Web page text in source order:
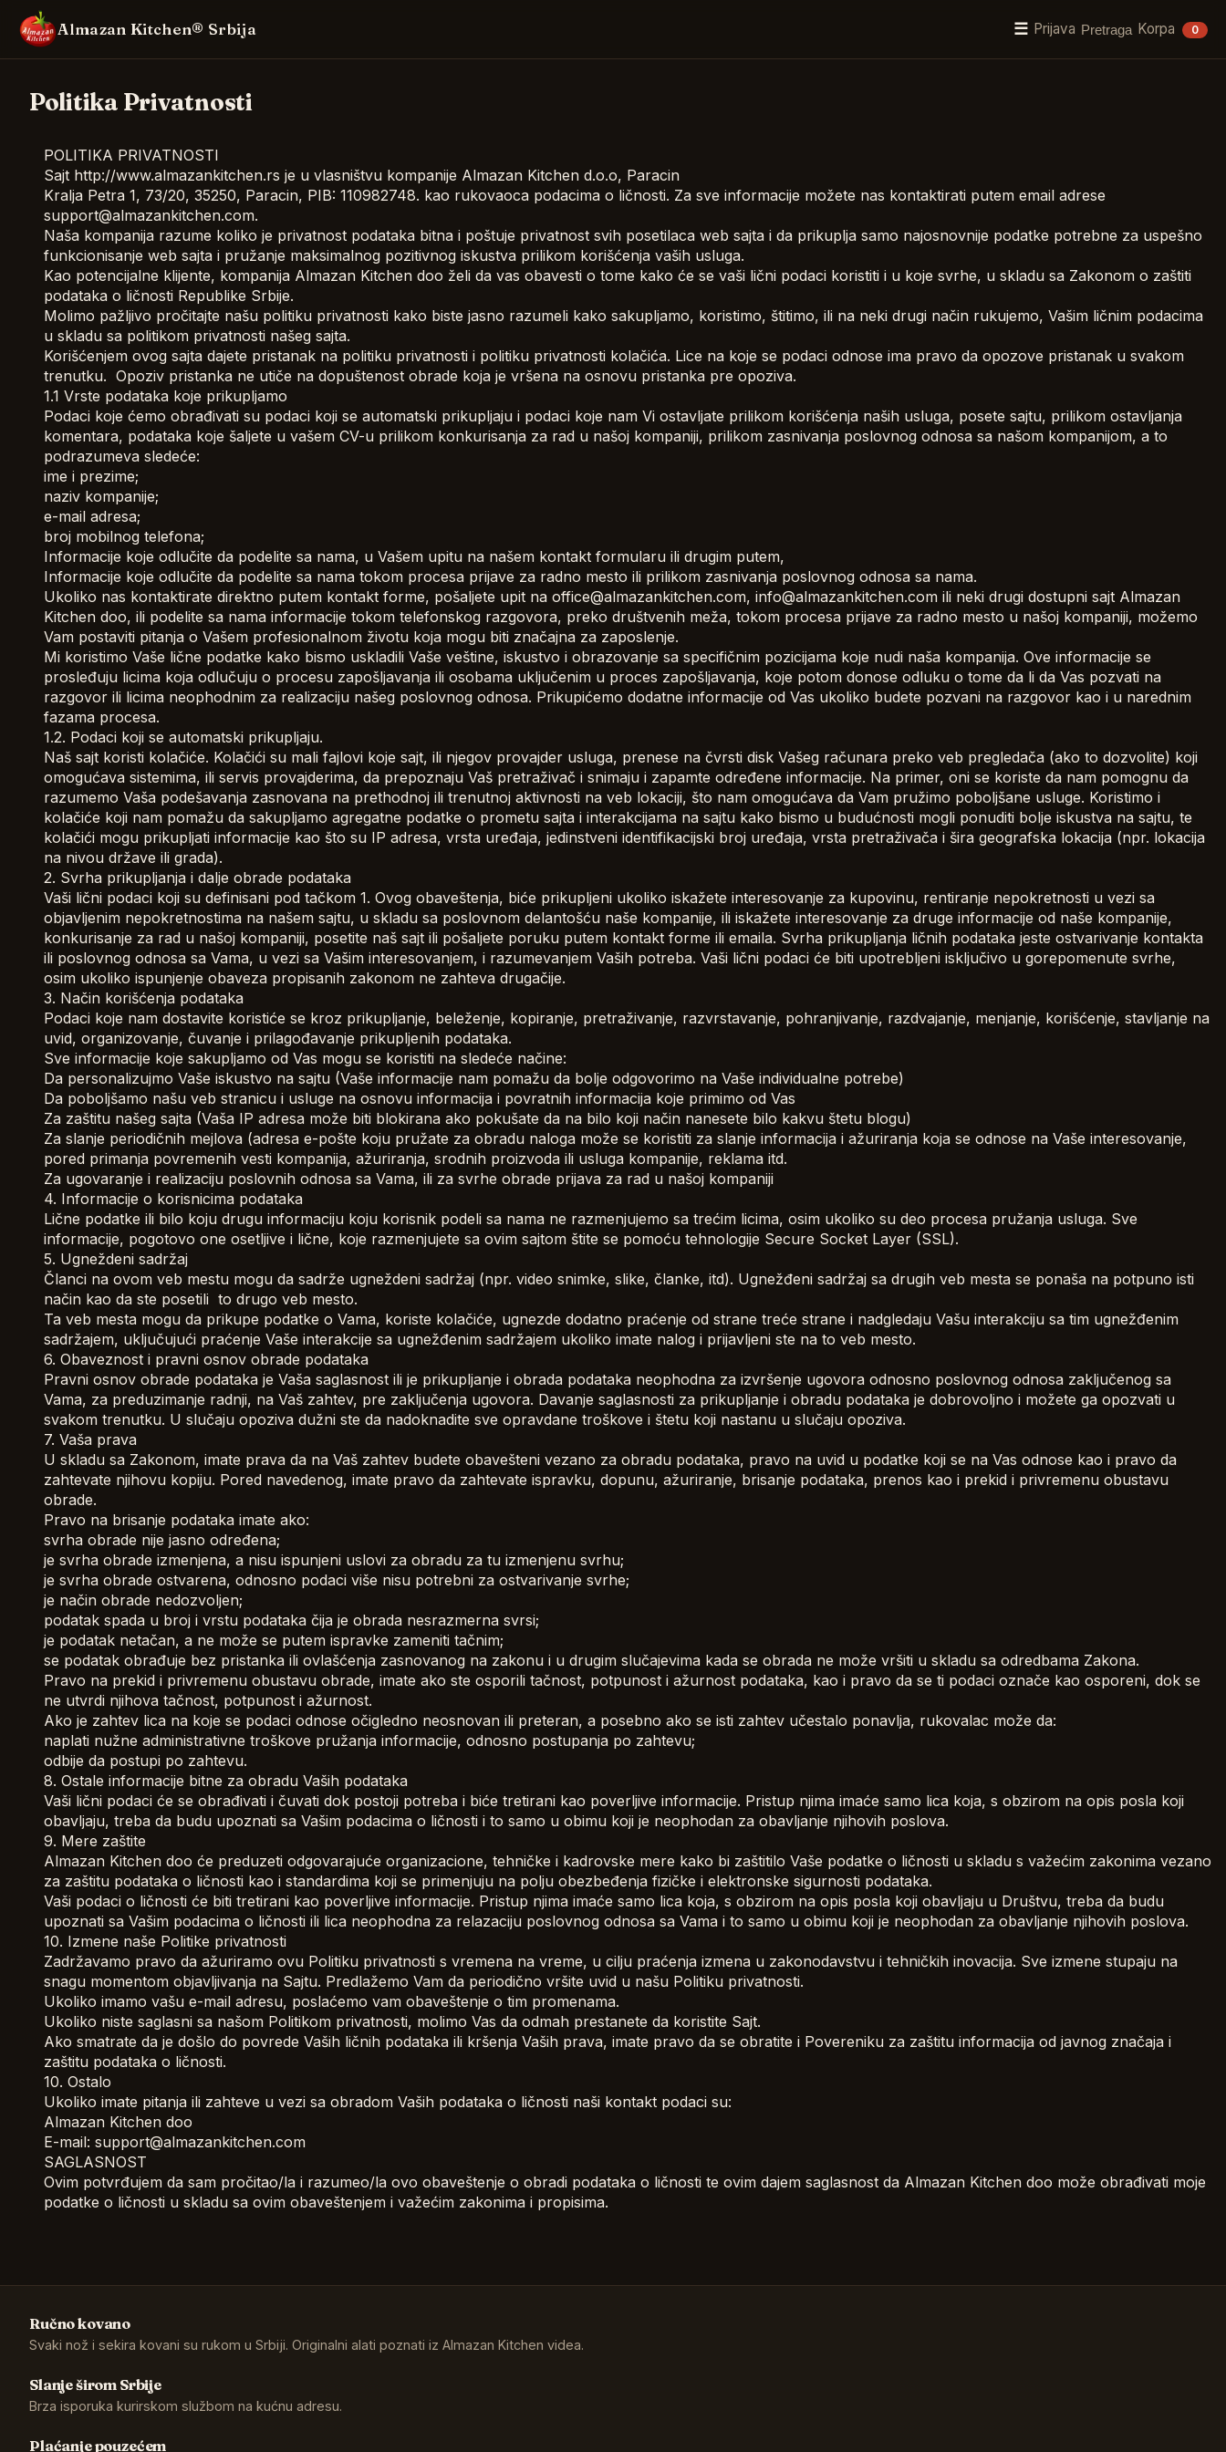
Almazan Kitchen® Srbija ☰ Prijava Pretraga Korpa 0
Politika Privatnosti
POLITIKA PRIVATNOSTI
Sajt http://www.almazankitchen.rs je u vlasništvu kompanije Almazan Kitchen d.o.o, Paracin
Kralja Petra 1, 73/20, 35250, Paracin, PIB: 110982748. kao rukovaoca podacima o ličnosti. Za sve informacije možete nas kontaktirati putem email adrese
support@almazankitchen.com.
Naša kompanija razume koliko je privatnost podataka bitna i poštuje privatnost svih posetilaca web sajta i da prikuplja samo najosnovnije podatke potrebne za uspešno
funkcionisanje web sajta i pružanje maksimalnog pozitivnog iskustva prilikom korišćenja vaših usluga.
Kao potencijalne klijente, kompanija Almazan Kitchen doo želi da vas obavesti o tome kako će se vaši lični podaci koristiti i u koje svrhe, u skladu sa Zakonom o zaštiti
podataka o ličnosti Republike Srbije.
Molimo pažljivo pročitajte našu politiku privatnosti kako biste jasno razumeli kako sakupljamo, koristimo, štitimo, ili na neki drugi način rukujemo, Vašim ličnim podacima
u skladu sa politikom privatnosti našeg sajta.
Korišćenjem ovog sajta dajete pristanak na politiku privatnosti i politiku privatnosti kolačića. Lice na koje se podaci odnose ima pravo da opozove pristanak u svakom
trenutku. Opoziv pristanka ne utiče na dopuštenost obrade koja je vršena na osnovu pristanka pre opoziva.
1.1 Vrste podataka koje prikupljamo
Podaci koje ćemo obrađivati su podaci koji se automatski prikupljaju i podaci koje nam Vi ostavljate prilikom korišćenja naših usluga, posete sajtu, prilikom ostavljanja
komentara, podataka koje šaljete u vašem CV-u prilikom konkurisanja za rad u našoj kompaniji, prilikom zasnivanja poslovnog odnosa sa našom kompanijom, a to
podrazumeva sledeće:
ime i prezime;
naziv kompanije;
e-mail adresa;
broj mobilnog telefona;
Informacije koje odlučite da podelite sa nama, u Vašem upitu na našem kontakt formularu ili drugim putem,
Informacije koje odlučite da podelite sa nama tokom procesa prijave za radno mesto ili prilikom zasnivanja poslovnog odnosa sa nama.
Ukoliko nas kontaktirate direktno putem kontakt forme, pošaljete upit na office@almazankitchen.com, info@almazankitchen.com ili neki drugi dostupni sajt Almazan
Kitchen doo, ili podelite sa nama informacije tokom telefonskog razgovora, preko društvenih meža, tokom procesa prijave za radno mesto u našoj kompaniji, možemo
Vam postaviti pitanja o Vašem profesionalnom životu koja mogu biti značajna za zaposlenje.
Mi koristimo Vaše lične podatke kako bismo uskladili Vaše veštine, iskustvo i obrazovanje sa specifičnim pozicijama koje nudi naša kompanija. Ove informacije se
prosleđuju licima koja odlučuju o procesu zapošljavanja ili osobama uključenim u proces zapošljavanja, koje potom donose odluku o tome da li da Vas pozvati na
razgovor ili licima neophodnim za realizaciju našeg poslovnog odnosa. Prikupićemo dodatne informacije od Vas ukoliko budete pozvani na razgovor kao i u narednim
fazama procesa.
1.2. Podaci koji se automatski prikupljaju.
Naš sajt koristi kolačiće. Kolačići su mali fajlovi koje sajt, ili njegov provajder usluga, prenese na čvrsti disk Vašeg računara preko veb pregledača (ako to dozvolite) koji
omogućava sistemima, ili servis provajderima, da prepoznaju Vaš pretraživač i snimaju i zapamte određene informacije. Na primer, oni se koriste da nam pomognu da
razumemo Vaša podešavanja zasnovana na prethodnoj ili trenutnoj aktivnosti na veb lokaciji, što nam omogućava da Vam pružimo poboljšane usluge. Koristimo i
kolačiće koji nam pomažu da sakupljamo agregatne podatke o prometu sajta i interakcijama na sajtu kako bismo u budućnosti mogli ponuditi bolje iskustva na sajtu, te
kolačići mogu prikupljati informacije kao što su IP adresa, vrsta uređaja, jedinstveni identifikacijski broj uređaja, vrsta pretraživača i šira geografska lokacija (npr. lokacija
na nivou države ili grada).
2. Svrha prikupljanja i dalje obrade podataka
Vaši lični podaci koji su definisani pod tačkom 1. Ovog obaveštenja, biće prikupljeni ukoliko iskažete interesovanje za kupovinu, rentiranje nepokretnosti u vezi sa
objavljenim nepokretnostima na našem sajtu, u skladu sa poslovnom delantošću naše kompanije, ili iskažete interesovanje za druge informacije od naše kompanije,
konkurisanje za rad u našoj kompaniji, posetite naš sajt ili pošaljete poruku putem kontakt forme ili emaila. Svrha prikupljanja ličnih podataka jeste ostvarivanje kontakta
ili poslovnog odnosa sa Vama, u vezi sa Vašim interesovanjem, i razumevanjem Vaših potreba. Vaši lični podaci će biti upotrebljeni isključivo u gorepomenute svrhe,
osim ukoliko ispunjenje obaveza propisanih zakonom ne zahteva drugačije.
3. Način korišćenja podataka
Podaci koje nam dostavite koristiće se kroz prikupljanje, beleženje, kopiranje, pretraživanje, razvrstavanje, pohranjivanje, razdvajanje, menjanje, korišćenje, stavljanje na
uvid, organizovanje, čuvanje i prilagođavanje prikupljenih podataka.
Sve informacije koje sakupljamo od Vas mogu se koristiti na sledeće načine:
Da personalizujmo Vaše iskustvo na sajtu (Vaše informacije nam pomažu da bolje odgovorimo na Vaše individualne potrebe)
Da poboljšamo našu veb stranicu i usluge na osnovu informacija i povratnih informacija koje primimo od Vas
Za zaštitu našeg sajta (Vaša IP adresa može biti blokirana ako pokušate da na bilo koji način nanesete bilo kakvu štetu blogu)
Za slanje periodičnih mejlova (adresa e-pošte koju pružate za obradu naloga može se koristiti za slanje informacija i ažuriranja koja se odnose na Vaše interesovanje,
pored primanja povremenih vesti kompanija, ažuriranja, srodnih proizvoda ili usluga kompanije, reklama itd.
Za ugovaranje i realizaciju poslovnih odnosa sa Vama, ili za svrhe obrade prijava za rad u našoj kompaniji
4. Informacije o korisnicima podataka
Lične podatke ili bilo koju drugu informaciju koju korisnik podeli sa nama ne razmenjujemo sa trećim licima, osim ukoliko su deo procesa pružanja usluga. Sve
informacije, pogotovo one osetljive i lične, koje razmenjujete sa ovim sajtom štite se pomoću tehnologije Secure Socket Layer (SSL).
5. Ugneždeni sadržaj
Članci na ovom veb mestu mogu da sadrže ugneždeni sadržaj (npr. video snimke, slike, članke, itd). Ugnežđeni sadržaj sa drugih veb mesta se ponaša na potpuno isti
način kao da ste posetili to drugo veb mesto.
Ta veb mesta mogu da prikupe podatke o Vama, koriste kolačiće, ugnezde dodatno praćenje od strane treće strane i nadgledaju Vašu interakciju sa tim ugnežđenim
sadržajem, uključujući praćenje Vaše interakcije sa ugnežđenim sadržajem ukoliko imate nalog i prijavljeni ste na to veb mesto.
6. Obaveznost i pravni osnov obrade podataka
Pravni osnov obrade podataka je Vaša saglasnost ili je prikupljanje i obrada podataka neophodna za izvršenje ugovora odnosno poslovnog odnosa zaključenog sa
Vama, za preduzimanje radnji, na Vaš zahtev, pre zaključenja ugovora. Davanje saglasnosti za prikupljanje i obradu podataka je dobrovoljno i možete ga opozvati u
svakom trenutku. U slučaju opoziva dužni ste da nadoknadite sve opravdane troškove i štetu koji nastanu u slučaju opoziva.
7. Vaša prava
U skladu sa Zakonom, imate prava da na Vaš zahtev budete obavešteni vezano za obradu podataka, pravo na uvid u podatke koji se na Vas odnose kao i pravo da
zahtevate njihovu kopiju. Pored navedenog, imate pravo da zahtevate ispravku, dopunu, ažuriranje, brisanje podataka, prenos kao i prekid i privremenu obustavu
obrade.
Pravo na brisanje podataka imate ako:
svrha obrade nije jasno određena;
je svrha obrade izmenjena, a nisu ispunjeni uslovi za obradu za tu izmenjenu svrhu;
je svrha obrade ostvarena, odnosno podaci više nisu potrebni za ostvarivanje svrhe;
je način obrade nedozvoljen;
podatak spada u broj i vrstu podataka čija je obrada nesrazmerna svrsi;
je podatak netačan, a ne može se putem ispravke zameniti tačnim;
se podatak obrađuje bez pristanka ili ovlašćenja zasnovanog na zakonu i u drugim slučajevima kada se obrada ne može vršiti u skladu sa odredbama Zakona.
Pravo na prekid i privremenu obustavu obrade, imate ako ste osporili tačnost, potpunost i ažurnost podataka, kao i pravo da se ti podaci označe kao osporeni, dok se
ne utvrdi njihova tačnost, potpunost i ažurnost.
Ako je zahtev lica na koje se podaci odnose očigledno neosnovan ili preteran, a posebno ako se isti zahtev učestalo ponavlja, rukovalac može da:
naplati nužne administrativne troškove pružanja informacije, odnosno postupanja po zahtevu;
odbije da postupi po zahtevu.
8. Ostale informacije bitne za obradu Vaših podataka
Vaši lični podaci će se obrađivati i čuvati dok postoji potreba i biće tretirani kao poverljive informacije. Pristup njima imaće samo lica koja, s obzirom na opis posla koji
obavljaju, treba da budu upoznati sa Vašim podacima o ličnosti i to samo u obimu koji je neophodan za obavljanje njihovih poslova.
9. Mere zaštite
Almazan Kitchen doo će preduzeti odgovarajuće organizacione, tehničke i kadrovske mere kako bi zaštitilo Vaše podatke o ličnosti u skladu s važećim zakonima vezano
za zaštitu podataka o ličnosti kao i standardima koji se primenjuju na polju obezbeđenja fizičke i elektronske sigurnosti podataka.
Vaši podaci o ličnosti će biti tretirani kao poverljive informacije. Pristup njima imaće samo lica koja, s obzirom na opis posla koji obavljaju u Društvu, treba da budu
upoznati sa Vašim podacima o ličnosti ili lica neophodna za relazaciju poslovnog odnosa sa Vama i to samo u obimu koji je neophodan za obavljanje njihovih poslova.
10. Izmene naše Politike privatnosti
Zadržavamo pravo da ažuriramo ovu Politiku privatnosti s vremena na vreme, u cilju praćenja izmena u zakonodavstvu i tehničkih inovacija. Sve izmene stupaju na
snagu momentom objavljivanja na Sajtu. Predlažemo Vam da periodično vršite uvid u našu Politiku privatnosti.
Ukoliko imamo vašu e-mail adresu, poslaćemo vam obaveštenje o tim promenama.
Ukoliko niste saglasni sa našom Politikom privatnosti, molimo Vas da odmah prestanete da koristite Sajt.
Ako smatrate da je došlo do povrede Vaših ličnih podataka ili kršenja Vaših prava, imate pravo da se obratite i Povereniku za zaštitu informacija od javnog značaja i
zaštitu podataka o ličnosti.
10. Ostalo
Ukoliko imate pitanja ili zahteve u vezi sa obradom Vaših podataka o ličnosti naši kontakt podaci su:
Almazan Kitchen doo
E-mail: support@almazankitchen.com
SAGLASNOST
Ovim potvrđujem da sam pročitao/la i razumeo/la ovo obaveštenje o obradi podataka o ličnosti te ovim dajem saglasnost da Almazan Kitchen doo može obrađivati moje
podatke o ličnosti u skladu sa ovim obaveštenjem i važećim zakonima i propisima.
Ručno kovano
Svaki nož i sekira kovani su rukom u Srbiji. Originalni alati poznati iz Almazan Kitchen videa.
Slanje širom Srbije
Brza isporuka kurirskom službom na kućnu adresu.
Plaćanje pouzećem